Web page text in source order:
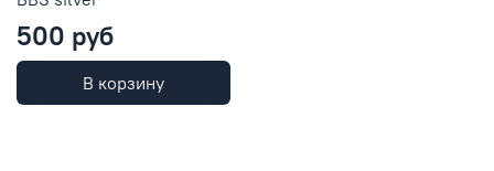
500 руб
В корзину